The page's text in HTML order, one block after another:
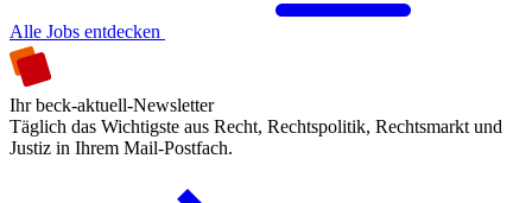
Alle Jobs entdecken
Ihr beck-aktuell-Newsletter
Täglich das Wichtigste aus Recht, Rechtspolitik, Rechtsmarkt und
Justiz in Ihrem Mail-Postfach.